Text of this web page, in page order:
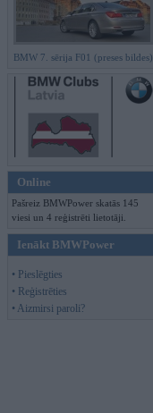
BMW 7. sērija F01 (preses bildes)
Online
Pašreiz BMWPower skatās 145
viesi un 4 reģistrēti lietotāji.
Ienākt BMWPower
• Pieslēgties
• Reģistrēties
• Aizmirsi paroli?